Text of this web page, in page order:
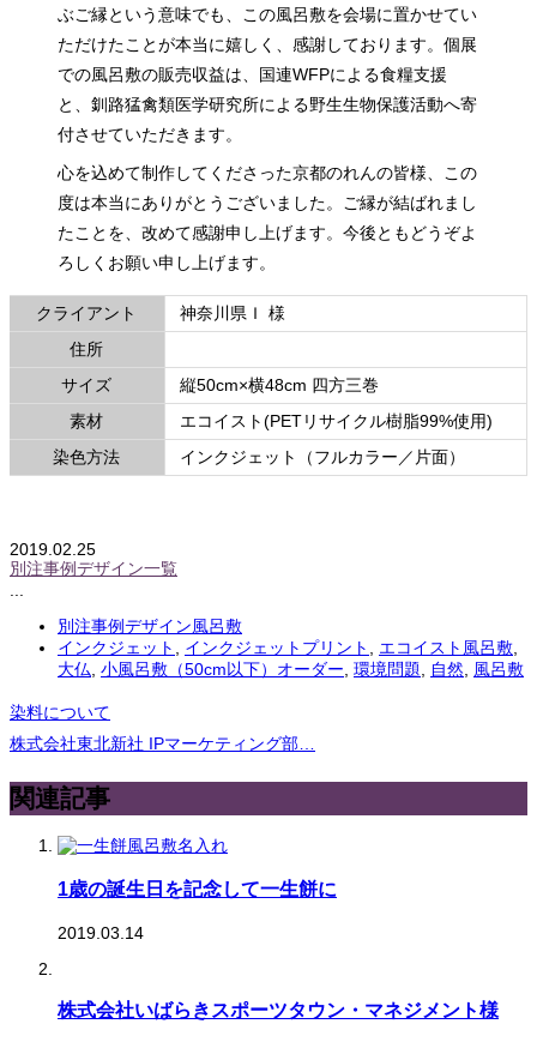
ぶご縁という意味でも、この風呂敷を会場に置かせてい
ただけたことが本当に嬉しく、感謝しております。個展
での風呂敷の販売収益は、国連WFPによる食糧支援
と、釧路猛禽類医学研究所による野生生物保護活動へ寄
付させていただきます。
心を込めて制作してくださった京都のれんの皆様、この
度は本当にありがとうございました。ご縁が結ばれまし
たことを、改めて感謝申し上げます。今後ともどうぞよ
ろしくお願い申し上げます。
クライアント
神奈川県Ｉ 様
関連リンク
住所
電話番号
サイズ
縦50cm×横48cm 四方三巻
素材
エコイスト(PETリサイクル樹脂99%使用)
染色方法
インクジェット（フルカラー／片面）
2019.02.25
別注事例デザイン一覧
...
別注事例デザイン風呂敷
インクジェット , インクジェットプリント , エコイスト風呂敷,
大仏, 小風呂敷（50cm以下）オーダー, 環境問題, 自然, 風呂敷
染料について
株式会社東北新社 IPマーケティング部…
関連記事
1歳の誕生日を記念して一生餅に
2019.03.14
株式会社いばらきスポーツタウン・マネジメント様